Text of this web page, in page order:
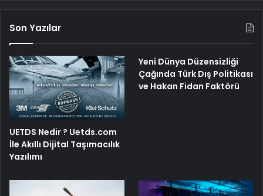
Son Yazılar
UETDS Nedir ? Uetds.com
İle Akıllı Dijital Taşımacılık
Yazılımı
Yeni Dünya Düzensizliği
Çağında Türk Dış Politikası
ve Hakan Fidan Faktörü